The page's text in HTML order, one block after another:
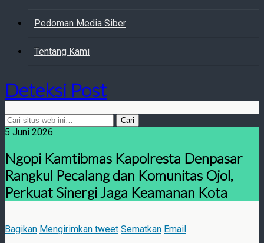
Pedoman Media Siber
Tentang Kami
Deteksi Post
5 Juni 2026
Ngopi Kamtibmas Kapolresta Denpasar
Rangkul Pecalang dan Komunitas Ojol,
Perkuat Sinergi Jaga Keamanan Kota
Bagikan Mengirimkan tweet Sematkan Email